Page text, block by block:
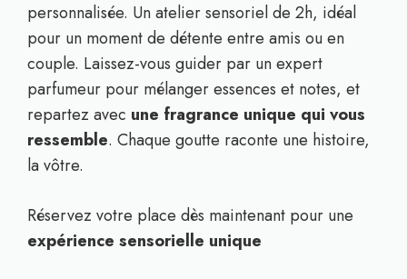
personnalisée. Un atelier sensoriel de 2h, idéal
pour un moment de détente entre amis ou en
couple. Laissez-vous guider par un expert
parfumeur pour mélanger essences et notes, et
repartez avec une fragrance unique qui vous
ressemble. Chaque goutte raconte une histoire,
la vôtre.
Réservez votre place dès maintenant pour une
expérience sensorielle unique